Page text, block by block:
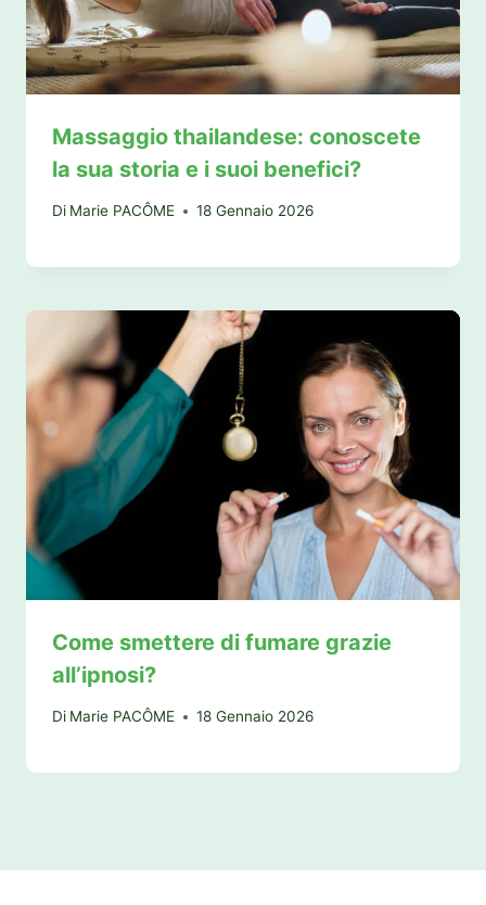
Massaggio thailandese: conoscete
la sua storia e i suoi benefici?
Di Marie PACÔME 18 Gennaio 2026
Come smettere di fumare grazie
all’ipnosi?
Di Marie PACÔME 18 Gennaio 2026